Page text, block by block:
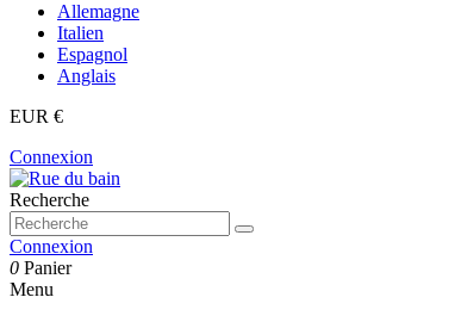
Allemagne
Italien
Espagnol
Anglais
EUR €
Connexion
Recherche
Connexion
0 Panier
Menu